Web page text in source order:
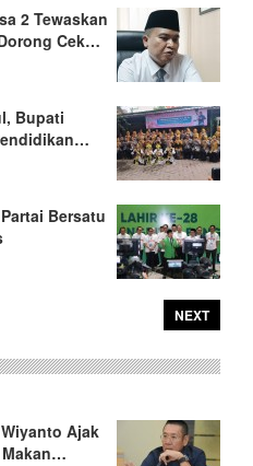
2 Tewaskan
Cek…
Bupati
Bersatu
NEXT
Ajak
Makan…